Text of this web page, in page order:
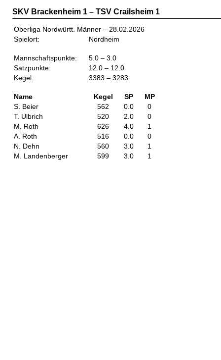
SKV Brackenheim 1 – TSV Crailsheim 1
Oberliga Nordwürtt. Männer – 28.02.2026
Spielort:
Nordheim
Mannschaftspunkte:
5.0 – 3.0
Satzpunkte:
12.0 – 12.0
Kegel:
3383 – 3283
Name Kegel SP
MP
S. Beier
562 0.0
0
T. Ulbrich
520 2.0
0
M. Roth
626 4.0
1
A. Roth
516 0.0
0
N. Dehn
560 3.0
1
M. Landenberger
599 3.0 1